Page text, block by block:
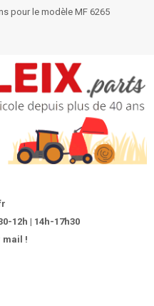
pour le modèle MF 6265
12h | 14h-17h30
mail !